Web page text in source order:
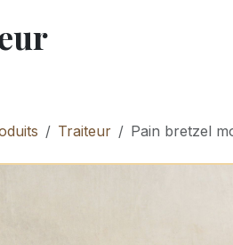
Traiteur Pain bretzel